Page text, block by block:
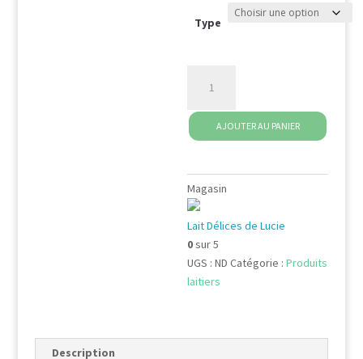
Type
Lait
cru
L)
AJOUTER AU PANIER
Magasin
Lait Délices de Lucie
0sur 5
UGS :ND Catégorie :Produits
laitiers
Description